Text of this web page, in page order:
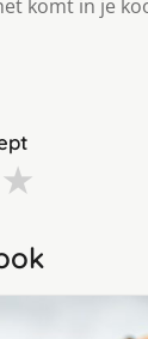
komt in je
★